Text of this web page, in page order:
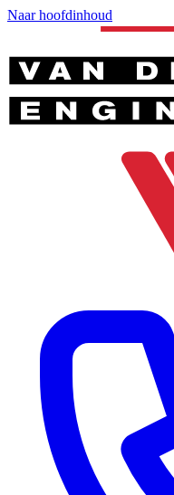
Naar hoofdinhoud